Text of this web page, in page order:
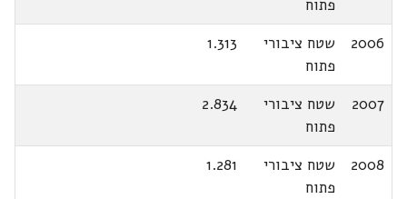
פתוח
2006
שטח ציבורי
פתוח
1.313
2007
שטח ציבורי
פתוח
2.834
2008
שטח ציבורי
פתוח
1.281